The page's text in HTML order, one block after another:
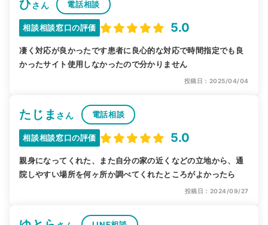
ひさん 電話相談
相談相談窓口の評価 5.0
凄く対応が良かったです患者に良心的な対応で時間指定でも良
かったサイト使用しなかったので分かりません
投稿日：2025/04/04
たじま さん 電話相談
相談相談窓口の評価 5.0
親身になってくれた、また自分の家の近くなどの立地から、通
院しやすい場所を何ヶ所か調べてくれたところがよかったら
投稿日：2024/09/27